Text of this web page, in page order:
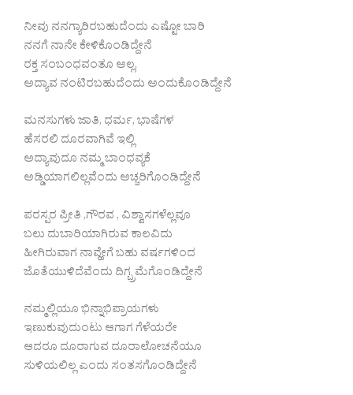
ನೀವು ನನಗ್ಯಾರಿರಬಹುದೆಂದು ಎಷ್ಟೋ ಬಾರಿ
ನನಗೆ ನಾನೇ ಕೇಳಿಕೊಂಡಿದ್ದೇನೆ
ರಕ್ತ ಸಂಬಂಧವಂತೂ ಅಲ್ಲ,
ಅದ್ಯಾವ ನಂಟಿರಬಹುದೆಂದು ಅಂದುಕೊಂಡಿದ್ದೇನೆ
ಮನಸುಗಳು ಜಾತಿ, ಧರ್ಮ, ಭಾಷೆಗಳ
ಹೆಸರಲಿ ದೂರವಾಗಿವೆ ಇಲ್ಲಿ
ಅದ್ಯಾವುದೂ ನಮ್ಮ ಬಾಂಧವ್ಯಕೆ
ಅಡ್ಡಿಯಾಗಲಿಲ್ಲವೆಂದು ಅಚ್ಚರಿಗೊಂಡಿದ್ದೇನೆ
ಪರಸ್ಪರ ಪ್ರೀತಿ ,ಗೌರವ , ವಿಶ್ವಾಸಗಳೆಲ್ಲವೂ
ಬಲು ದುಬಾರಿಯಾಗಿರುವ ಕಾಲವಿದು
ಹೀಗಿರುವಾಗ ನಾವ್ಹೇಗೆ ಬಹು ವರ್ಷಗಳಿಂದ
ಜೊತೆಯುಳಿದೆವೆಂದು ದಿಗ್ಬ್ರಮೆಗೊಂಡಿದ್ದೇನೆ
ನಮ್ಮಲ್ಲಿಯೂ ಭಿನ್ನಾಭಿಪ್ರಾಯಗಳು
ಇಣುಕುವುದುಂಟು ಆಗಾಗ ಗೆಳೆಯರೇ
ಆದರೂ ದೂರಾಗುವ ದೂರಾಲೋಚನೆಯೂ
ಸುಳಿಯಲಿಲ್ಲ ಎಂದು ಸಂತಸಗೊಂಡಿದ್ದೇನೆ